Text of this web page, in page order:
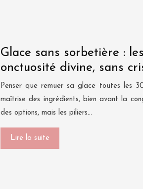
Glace sans sorbetière :
onctuosité divine, sans
Penser que remuer sa glace toutes les
maîtrise des ingrédients, bien avant la
des options, mais les piliers…
Lire la suite